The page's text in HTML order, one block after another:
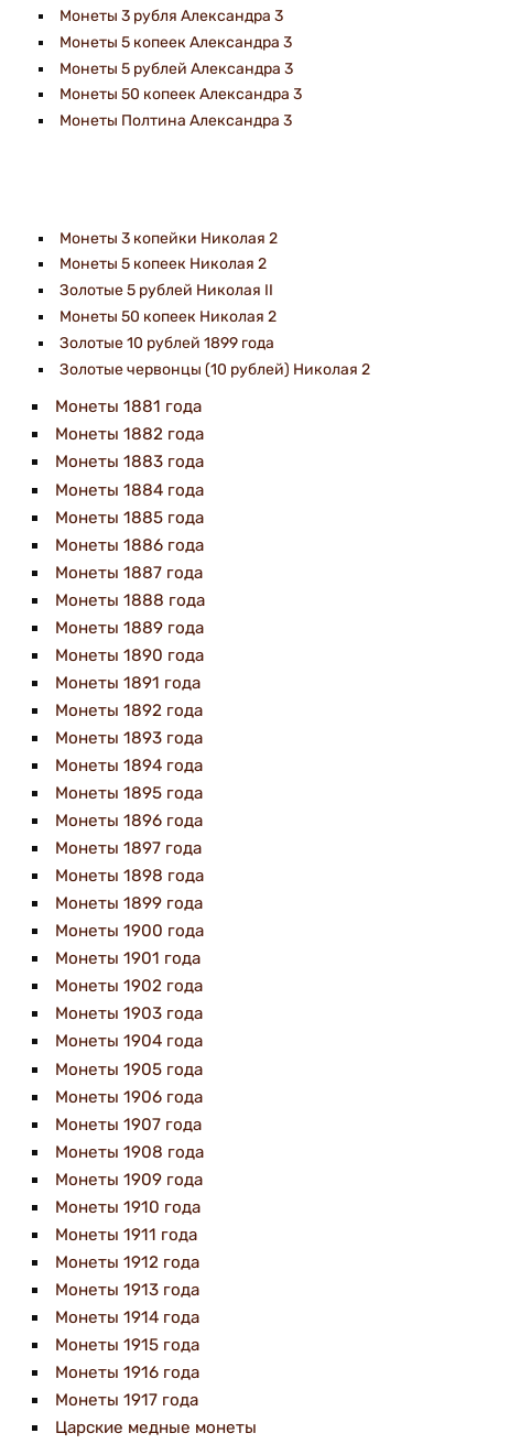
Монеты 3 рубля Александра 3
Монеты 5 копеек Александра 3
Монеты 5 рублей Александра 3
Монеты 50 копеек Александра 3
Монеты Полтина Александра 3
Монеты 3 копейки Николая 2
Монеты 5 копеек Николая 2
Золотые 5 рублей Николая II
Монеты 50 копеек Николая 2
Золотые 10 рублей 1899 года
Золотые червонцы (10 рублей) Николая 2
Монеты 1881 года
Монеты 1882 года
Монеты 1883 года
Монеты 1884 года
Монеты 1885 года
Монеты 1886 года
Монеты 1887 года
Монеты 1888 года
Монеты 1889 года
Монеты 1890 года
Монеты 1891 года
Монеты 1892 года
Монеты 1893 года
Монеты 1894 года
Монеты 1895 года
Монеты 1896 года
Монеты 1897 года
Монеты 1898 года
Монеты 1899 года
Монеты 1900 года
Монеты 1901 года
Монеты 1902 года
Монеты 1903 года
Монеты 1904 года
Монеты 1905 года
Монеты 1906 года
Монеты 1907 года
Монеты 1908 года
Монеты 1909 года
Монеты 1910 года
Монеты 1911 года
Монеты 1912 года
Монеты 1913 года
Монеты 1914 года
Монеты 1915 года
Монеты 1916 года
Монеты 1917 года
Царские медные монеты